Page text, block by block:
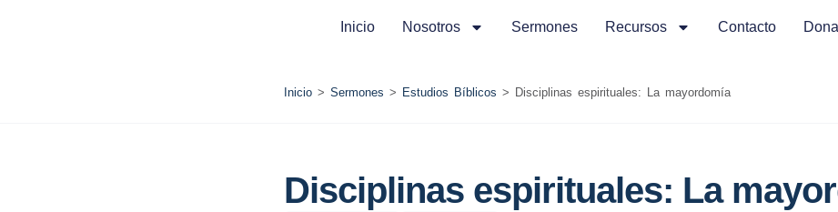
Inicio Nosotros Sermones Recursos Contacto
Inicio > Sermones > Estudios Bíblicos > Disciplinas espirituales: La mayordomía
Disciplinas espirituales: La